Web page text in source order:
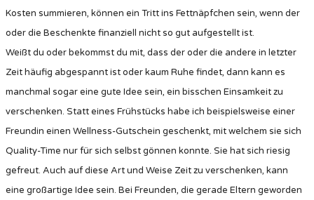
Kosten summieren, können ein Tritt ins Fettnäpfchen sein, wenn der
oder die Beschenkte finanziell nicht so gut aufgestellt ist.
Weißt du oder bekommst du mit, dass der oder die andere in letzter
Zeit häufig abgespannt ist oder kaum Ruhe findet, dann kann es
manchmal sogar eine gute Idee sein, ein bisschen Einsamkeit zu
verschenken. Statt eines Frühstücks habe ich beispielsweise einer
Freundin einen Wellness-Gutschein geschenkt, mit welchem sie sich
Quality-Time nur für sich selbst gönnen konnte. Sie hat sich riesig
gefreut. Auch auf diese Art und Weise Zeit zu verschenken, kann
eine großartige Idee sein. Bei Freunden, die gerade Eltern geworden